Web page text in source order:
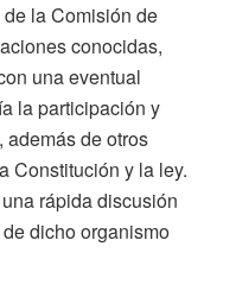
la Comisión de
conocidas,
una eventual
la participación y
de otros
Constitución y la ley.
rápida discusión
dicho organismo